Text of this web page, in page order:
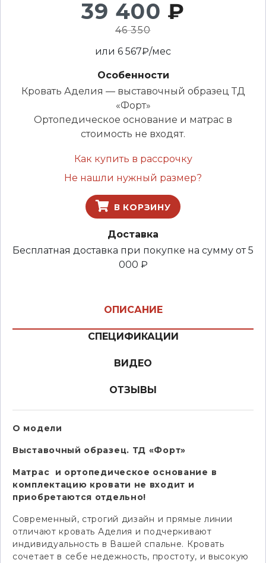
39 400 ₽
46 350
или 6 567₽/мес
Особенности
Кровать Аделия — выставочный образец ТД
«Форт»
Ортопедическое основание и матрас в
стоимость не входят.
Как купить в рассрочку
Не нашли нужный размер?
В КОРЗИНУ
Доставка
Бесплатная доставка при покупке на сумму от 5
000 ₽
ОПИСАНИЕ
СПЕЦИФИКАЦИИ
ВИДЕО
ОТЗЫВЫ
О модели
Выставочный образец. ТД «Форт»
Матрас и ортопедическое основание в
комплектацию кровати не входит и
приобретаются отдельно!
Современный, строгий дизайн и прямые линии
отличают кровать Аделия и подчеркивают
индивидуальность в Вашей спальне. Кровать
сочетает в себе недежность, простоту, и высокую